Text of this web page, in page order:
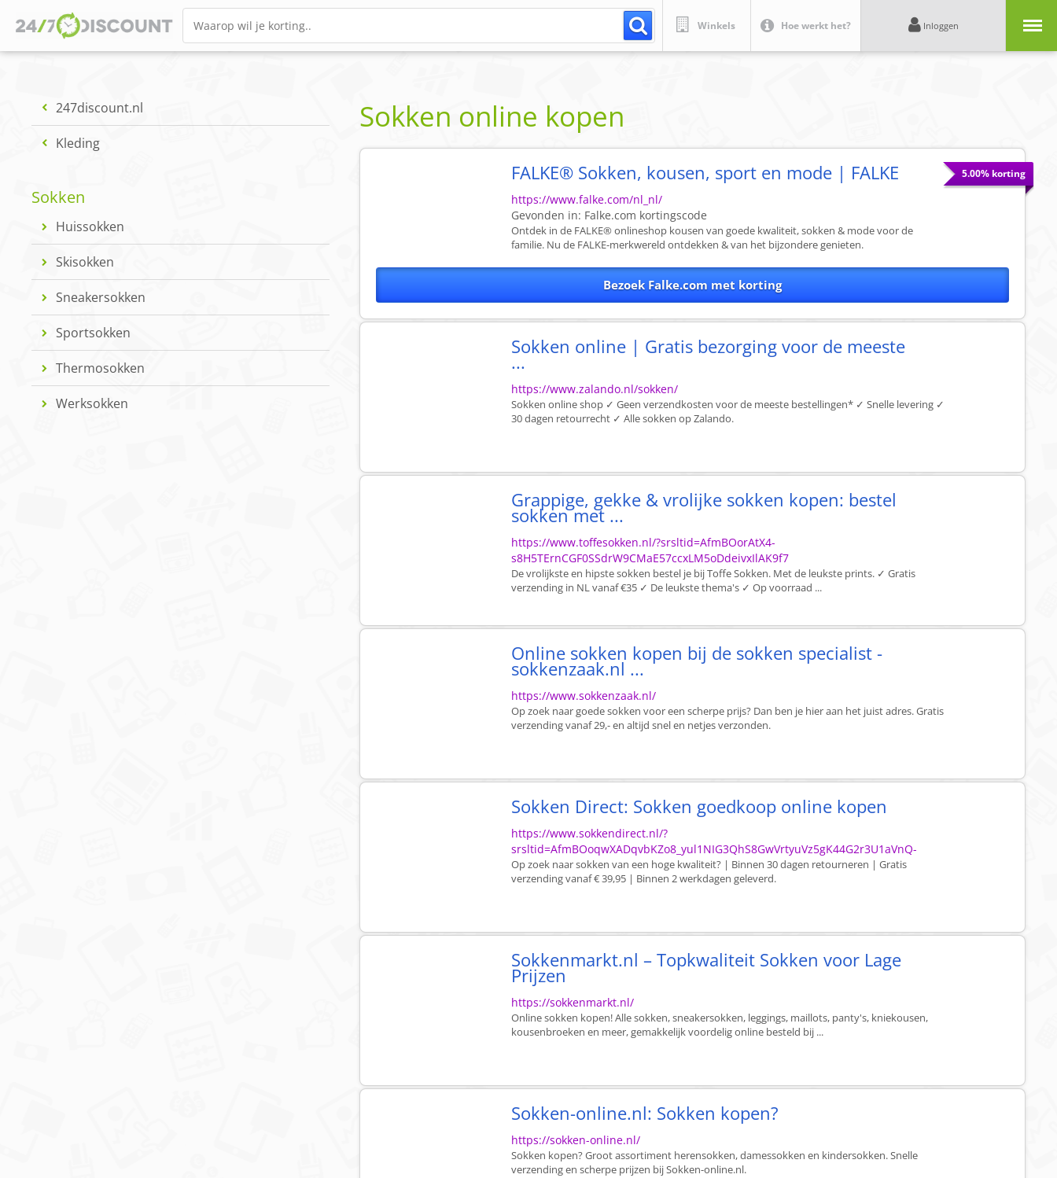
Winkels Hoe werkt het? Inloggen
247discount.nl
Kleding
Sokken
Huissokken
Skisokken
Sneakersokken
Sportsokken
Thermosokken
Werksokken
Sokken online kopen
5.00% korting
FALKE® Sokken, kousen, sport en mode | FALKE
https://www.falke.com/nl_nl/
Gevonden in: Falke.com kortingscode
Ontdek in de FALKE® onlineshop kousen van goede kwaliteit, sokken & mode voor de
familie. Nu de FALKE-merkwereld ontdekken & van het bijzondere genieten.
Bezoek Falke.com met korting
Sokken online | Gratis bezorging voor de meeste
...
https://www.zalando.nl/sokken/
Sokken online shop ✓ Geen verzendkosten voor de meeste bestellingen* ✓ Snelle levering ✓
30 dagen retourrecht ✓ Alle sokken op Zalando.
Grappige, gekke & vrolijke sokken kopen: bestel
sokken met ...
https://www.toffesokken.nl/?srsltid=AfmBOorAtX4-
s8H5TErnCGF0SSdrW9CMaE57ccxLM5oDdeivxIlAK9f7
De vrolijkste en hipste sokken bestel je bij Toffe Sokken. Met de leukste prints. ✓ Gratis
verzending in NL vanaf €35 ✓ De leukste thema's ✓ Op voorraad ...
Online sokken kopen bij de sokken specialist -
sokkenzaak.nl ...
https://www.sokkenzaak.nl/
Op zoek naar goede sokken voor een scherpe prijs? Dan ben je hier aan het juist adres. Gratis
verzending vanaf 29,- en altijd snel en netjes verzonden.
Sokken Direct: Sokken goedkoop online kopen
https://www.sokkendirect.nl/?
srsltid=AfmBOoqwXADqvbKZo8_yul1NIG3QhS8GwVrtyuVz5gK44G2r3U1aVnQ-
Op zoek naar sokken van een hoge kwaliteit? | Binnen 30 dagen retourneren | Gratis
verzending vanaf € 39,95 | Binnen 2 werkdagen geleverd.
Sokkenmarkt.nl – Topkwaliteit Sokken voor Lage
Prijzen
https://sokkenmarkt.nl/
Online sokken kopen! Alle sokken, sneakersokken, leggings, maillots, panty's, kniekousen,
kousenbroeken en meer, gemakkelijk voordelig online besteld bij ...
Sokken-online.nl: Sokken kopen?
https://sokken-online.nl/
Sokken kopen? Groot assortiment herensokken, damessokken en kindersokken. Snelle
verzending en scherpe prijzen bij Sokken-online.nl.